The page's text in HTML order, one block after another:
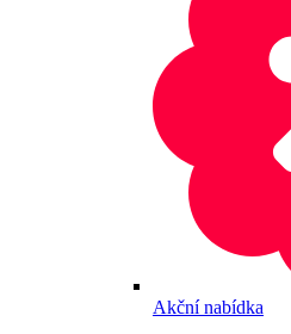
Akční nabídka